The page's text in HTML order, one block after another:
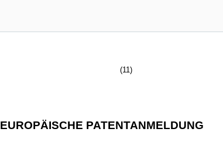
(11)
EUROPÄISCHE PATENTANMELDUNG